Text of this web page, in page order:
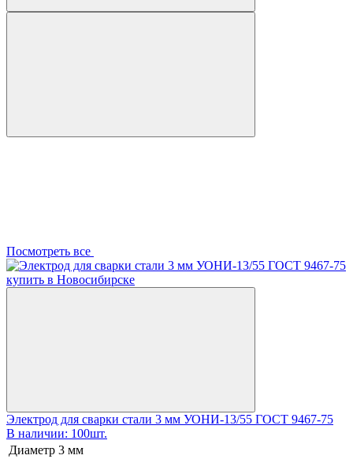
Посмотреть все
Электрод для сварки стали 3 мм УОНИ-13/55 ГОСТ 9467-75
В наличии: 100шт.
Диаметр 3 мм